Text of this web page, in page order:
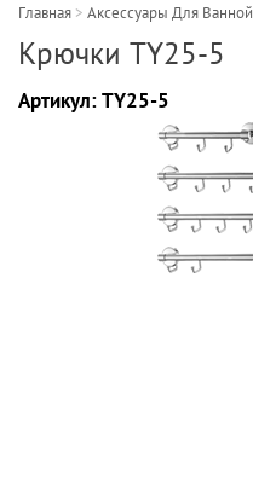
Главная > Аксессуары Для Ванной
Крючки TY25-5
Артикул:TY25-5